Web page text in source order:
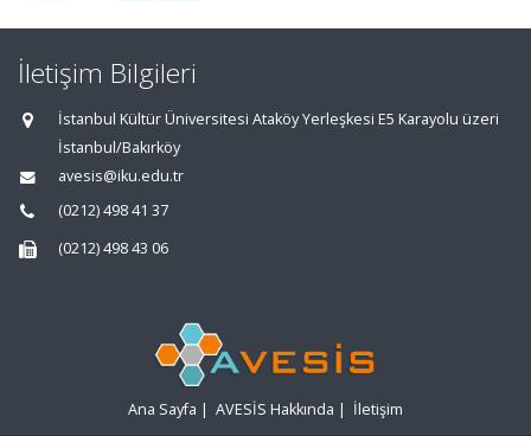
İletişim Bilgileri
İstanbul Kültür Üniversitesi Ataköy Yerleşkesi E5 Karayolu üzeri
İstanbul/Bakırköy
avesis@iku.edu.tr
(0212) 498 41 37
(0212) 498 43 06
Ana Sayfa | AVESİS Hakkında | İletişim